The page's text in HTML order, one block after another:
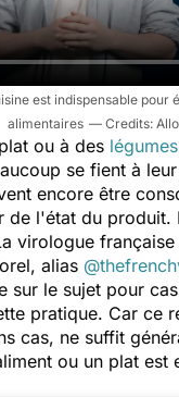
est indispensable pour
alimentaires
ou à des légumes
se fient à
encore être
de l'état du produit.
virologue
alias
sur le sujet pour
pratique. Car ce
cas, ne suffit
ou un plat est